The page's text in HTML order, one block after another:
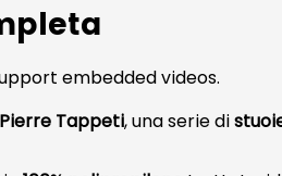
embedded videos.
Pierre Tappeti, una serie di